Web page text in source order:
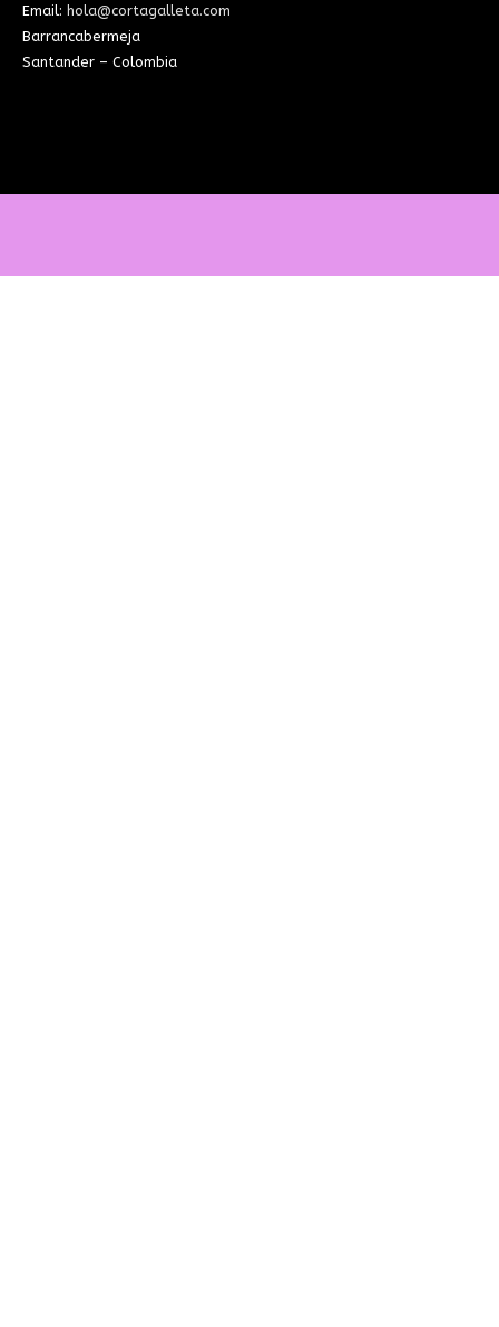
Email: hola@cortagalleta.com
Barrancabermeja
Santander – Colombia